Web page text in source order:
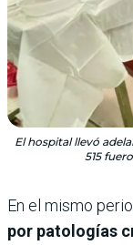
El hospital llevó
515
En el mismo
por patologías